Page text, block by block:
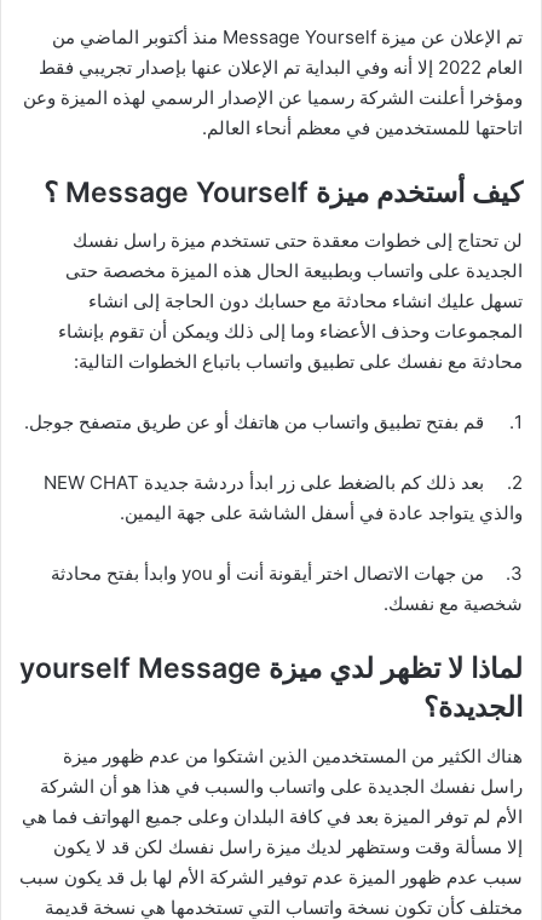
تم الإعلان عن ميزة Message Yourself منذ أكتوبر الماضي من
العام 2022 إلا أنه وفي البداية تم الإعلان عنها بإصدار تجريبي فقط
ومؤخرا أعلنت الشركة رسميا عن الإصدار الرسمي لهذه الميزة وعن
اتاحتها للمستخدمين في معظم أنحاء العالم.
كيف أستخدم ميزة Message Yourself ؟
لن تحتاج إلى خطوات معقدة حتى تستخدم ميزة راسل نفسك
الجديدة على واتساب وبطبيعة الحال هذه الميزة مخصصة حتى
تسهل عليك انشاء محادثة مع حسابك دون الحاجة إلى انشاء
المجموعات وحذف الأعضاء وما إلى ذلك ويمكن أن تقوم بإنشاء
محادثة مع نفسك على تطبيق واتساب باتباع الخطوات التالية:
1. قم بفتح تطبيق واتساب من هاتفك أو عن طريق متصفح جوجل.
2.
بعد ذلك كم بالضغط على زر ابدأ دردشة جديدة NEW CHAT
والذي يتواجد عادة في أسفل الشاشة على جهة اليمين.
3.
من جهات الاتصال اختر أيقونة أنت أو you وابدأ بفتح محادثة
شخصية مع نفسك.
لماذا لا تظهر لدي ميزة yourself Message
الجديدة؟
هناك الكثير من المستخدمين الذين اشتكوا من عدم ظهور ميزة
راسل نفسك الجديدة على واتساب والسبب في هذا هو أن الشركة
الأم لم توفر الميزة بعد في كافة البلدان وعلى جميع الهواتف فما هي
إلا مسألة وقت وستظهر لديك ميزة راسل نفسك لكن قد لا يكون
سبب عدم ظهور الميزة عدم توفير الشركة الأم لها بل قد يكون سبب
مختلف كأن تكون نسخة واتساب التي تستخدمها هي نسخة قديمة